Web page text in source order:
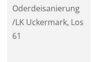
Oderdeisanierung
/LK Uckermark, Los
61